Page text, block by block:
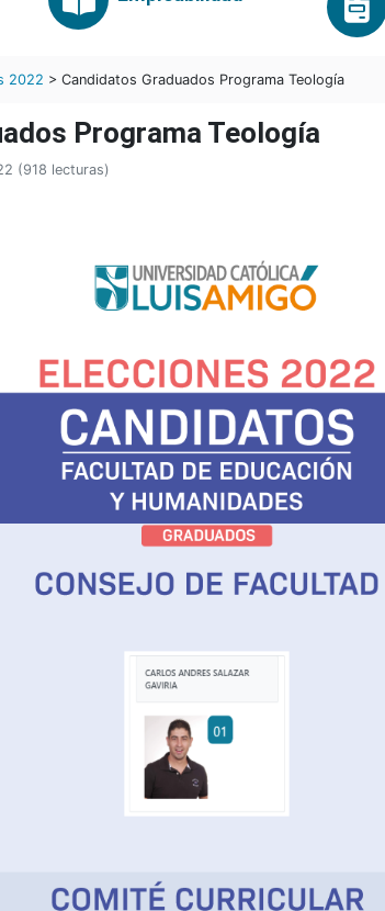
2022 > Candidatos Graduados Programa Teología
Programa Teología
(918 lecturas)